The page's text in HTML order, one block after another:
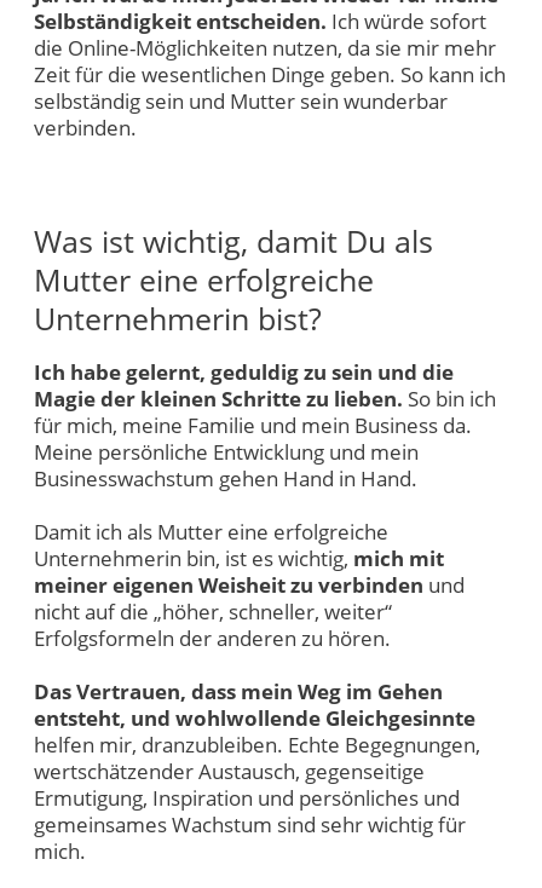
Selbständigkeit entscheiden. Ich würde sofort
die Online-Möglichkeiten nutzen, da sie mir mehr
Zeit für die wesentlichen Dinge geben. So kann ich
selbständig sein und Mutter sein wunderbar
verbinden.
Was ist wichtig, damit Du als
Mutter eine erfolgreiche
Unternehmerin bist?
Ich habe gelernt, geduldig zu sein und die
Magie der kleinen Schritte zu lieben. So bin ich
für mich, meine Familie und mein Business da.
Meine persönliche Entwicklung und mein
Businesswachstum gehen Hand in Hand.
Damit ich als Mutter eine erfolgreiche
Unternehmerin bin, ist es wichtig, mich mit
meiner eigenen Weisheit zu verbinden und
nicht auf die „höher, schneller, weiter“
Erfolgsformeln der anderen zu hören.
Das Vertrauen, dass mein Weg im Gehen
entsteht, und wohlwollende Gleichgesinnte
helfen mir, dranzubleiben. Echte Begegnungen,
wertschätzender Austausch, gegenseitige
Ermutigung, Inspiration und persönliches und
gemeinsames Wachstum sind sehr wichtig für
mich.